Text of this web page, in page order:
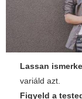
Lassan
variáld azt.
Figyeld a